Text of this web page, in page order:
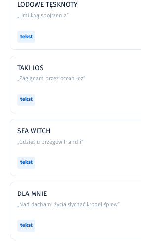
LODOWE TĘSKNOTY
„Umilkną spojrzenia”
tekst
TAKI LOS
„Zaglądam przez ocean łez”
tekst
SEA WITCH
„Gdzieś u brzegów Irlandii”
tekst
DLA MNIE
„Nad dachami życia słychać kropel śpiew”
tekst